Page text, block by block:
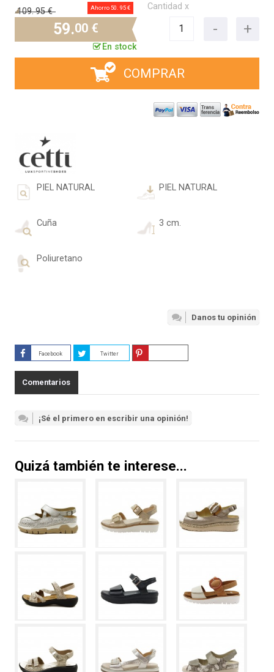
109.95 € Ahorro 50. 95 €
59.00 €
En stock
Cantidad x
COMPRAR
PIEL NATURAL PIEL NATURAL
Cuña 3 cm.
Poliuretano
Danos tu opinión
Facebook Twitter
Comentarios
¡Sé el primero en escribir una opinión!
Quizá también te interese...